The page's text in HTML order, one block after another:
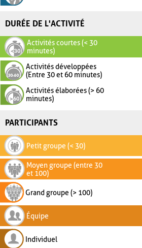
DURÉE DE L'ACTIVITÉ
Activités courtes (< 30
minutes)
Activités développées
(Entre 30 et 60 minutes)
Activités élaborées (> 60
minutes)
PARTICIPANTS
Petit groupe (< 30)
Moyen groupe (entre 30
et 100)
Grand groupe (> 100)
Équipe
Individuel